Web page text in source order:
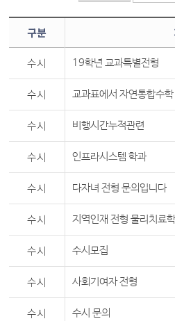
구분
수시 19학년 교과특별전형
수시 교과표에서 자연통합수학
수시 비행시간누적관련
수시 인프라시스템 학과
수시 다자녀 전형 문의입니다
수시 지역인재 전형 물리치료
수시 수시모집
수시 사회기여자 전형
수시 수시 문의